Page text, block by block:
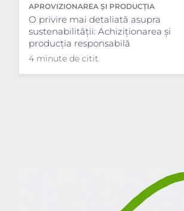
APROVIZIONAREA ȘI PRODUCȚIA
RESPONSABILĂ
O privire mai detaliată asupra
sustenabilității: Achiziționarea și
producția responsabilă
4 minute de citit